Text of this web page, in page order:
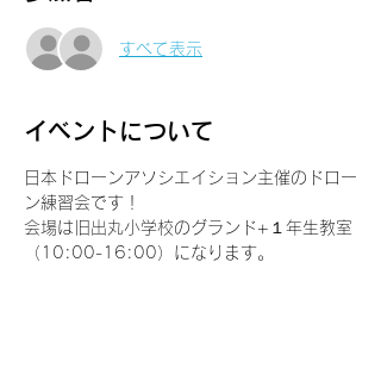
すべて表示
イベントについて
日本ドローンアソシエイション主催のドロー
ン練習会です！
会場は旧出丸小学校のグランド+１年生教室
（10:00-16:00）になります。